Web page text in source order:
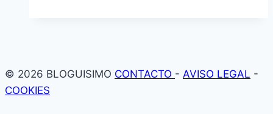
© 2026 BLOGUISIMO CONTACTO - AVISO LEGAL -
COOKIES